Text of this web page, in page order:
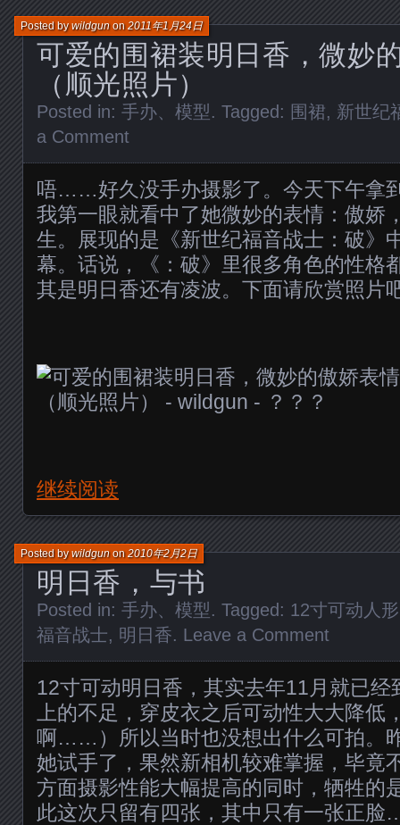
可爱的围裙装明日香，微妙
（顺光照片）
Posted bywildgunon2011年1月24日
Posted in: 手办、模型. Tagged: 围裙, 新世纪
a Comment
唔……好久没手办摄影了。今天下午拿
我第一眼就看中了她微妙的表情：傲娇
生。展现的是《新世纪福音战士：破》
幕。话说，《：破》里很多角色的性格
其是明日香还有凌波。下面请欣赏照片
继续阅读
明日香，与书
Posted bywildgunon2010年2月2日
Posted in: 手办、模型. Tagged: 12寸可动人形
福音战士, 明日香. Leave a Comment
12寸可动明日香，其实去年11月就已
上的不足，穿皮衣之后可动性大大降低
啊……）所以当时也没想出什么可拍。
她试手了，果然新相机较难掌握，毕竟
方面摄影性能大幅提高的同时，牺牲的
此这次只留有四张，其中只有一张正